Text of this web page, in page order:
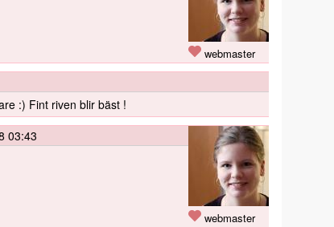
webmaster
:) Fint riven blir bäst !
webmaster
03:43